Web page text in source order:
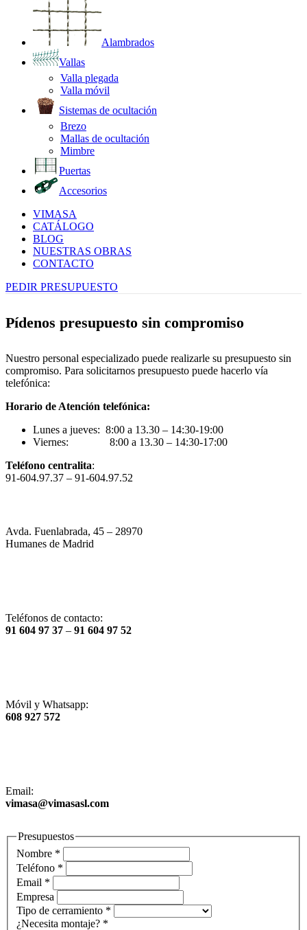
Alambrados
Vallas
Valla plegada
Valla móvil
Sistemas de ocultación
Brezo
Mallas de ocultación
Mimbre
Puertas
Accesorios
VIMASA
CATÁLOGO
BLOG
NUESTRAS OBRAS
CONTACTO
PEDIR PRESUPUESTO
Pídenos presupuesto sin compromiso
Nuestro personal especializado puede realizarle su presupuesto sin
compromiso. Para solicitarnos presupuesto puede hacerlo vía
telefónica:
Horario de Atención telefónica:
Lunes a jueves: 8:00 a 13.30 – 14:30-19:00
Viernes: 8:00 a 13.30 – 14:30-17:00
Teléfono centralita:
91-604.97.37 – 91-604.97.52
Avda. Fuenlabrada, 45 – 28970
Humanes de Madrid
Teléfonos de contacto:
91 604 97 37 – 91 604 97 52
Móvil y Whatsapp:
608 927 572
Email:
vimasa@vimasasl.com
Presupuestos
Nombre *
Teléfono *
Email *
Empresa
Tipo de cerramiento *
¿Necesita montaje? *